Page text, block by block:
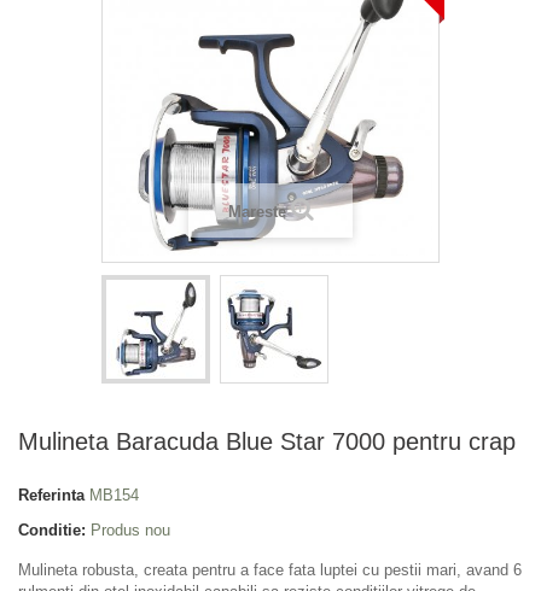
Mareste
Mulineta Baracuda Blue Star 7000 pentru crap
Referinta MB154
Conditie: Produs nou
Mulineta robusta, creata pentru a face fata luptei cu pestii mari, avand 6